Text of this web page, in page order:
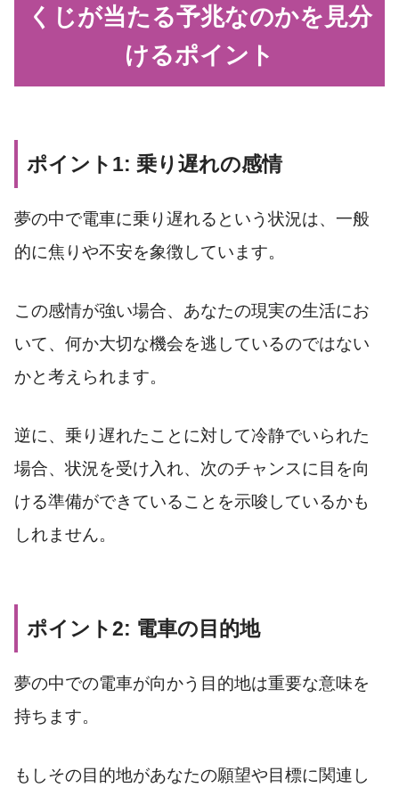
くじが当たる予兆なのかを見分
けるポイント
ポイント1: 乗り遅れの感情
夢の中で電車に乗り遅れるという状況は、一般
的に焦りや不安を象徴しています。
この感情が強い場合、あなたの現実の生活にお
いて、何か大切な機会を逃しているのではない
かと考えられます。
逆に、乗り遅れたことに対して冷静でいられた
場合、状況を受け入れ、次のチャンスに目を向
ける準備ができていることを示唆しているかも
しれません。
ポイント2: 電車の目的地
夢の中での電車が向かう目的地は重要な意味を
持ちます。
もしその目的地があなたの願望や目標に関連し